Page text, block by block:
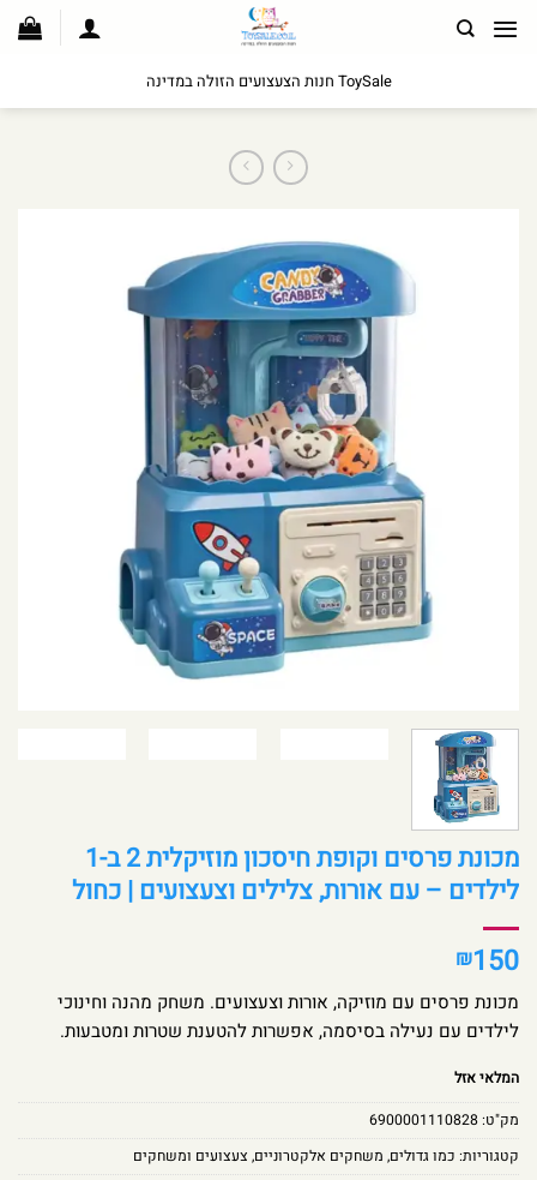
לתוכן
ToySale חנות הצעצועים הזולה במדינה
מכונת פרסים וקופת חיסכון מוזיקלית 2 ב-1
לילדים – עם אורות, צלילים וצעצועים | כחול
₪150
מכונת פרסים עם מוזיקה, אורות וצעצועים. משחק מהנה וחינוכי
לילדים עם נעילה בסיסמה, אפשרות להטענת שטרות ומטבעות.
המלאי אזל
מק"ט:6900001110828
קטגוריות: כמו גדולים, משחקים אלקטרוניים, צעצועים ומשחקים